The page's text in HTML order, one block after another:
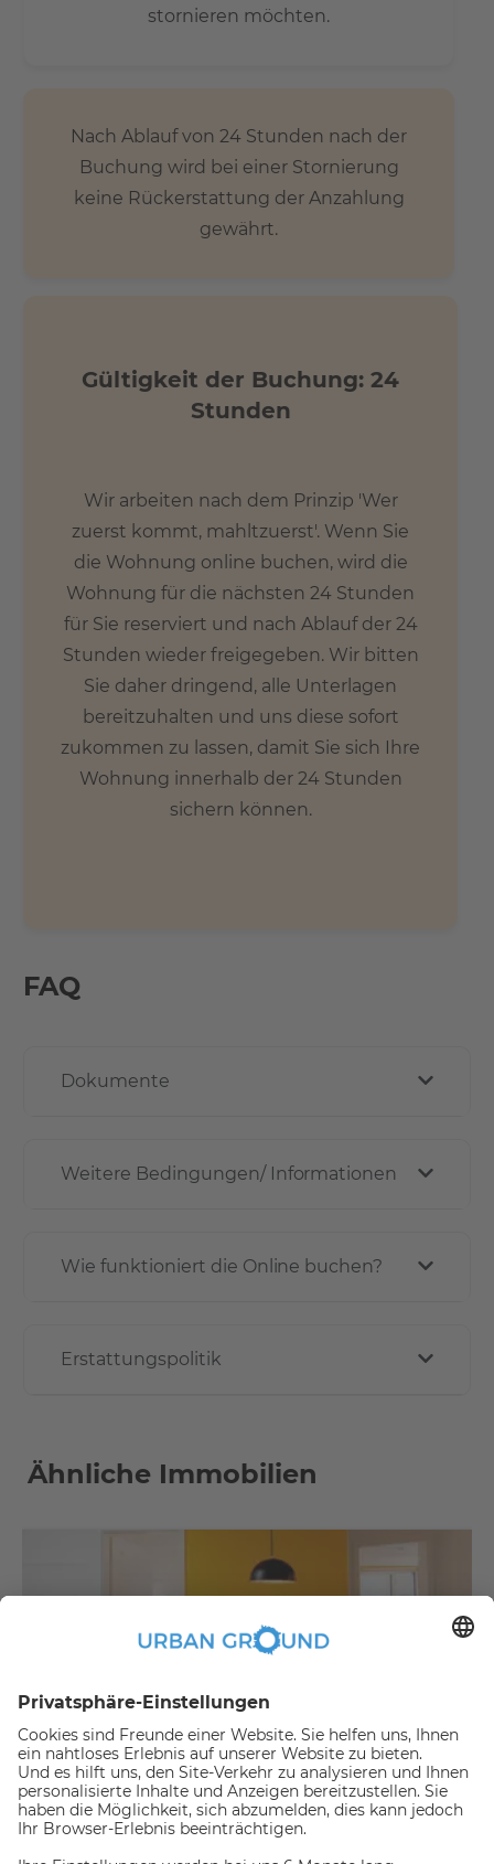
stornieren möchten.
Nach Ablauf von 24 Stunden nach der
Buchung wird bei einer Stornierung
keine Rückerstattung der Anzahlung
gewährt.
Gültigkeit der Buchung: 24
Stunden
Wir arbeiten nach dem Prinzip 'Wer
zuerst kommt, mahltzuerst'. Wenn Sie
die Wohnung online buchen, wird die
Wohnung für die nächsten 24 Stunden
für Sie reserviert und nach Ablauf der 24
Stunden wieder freigegeben. Wir bitten
Sie daher dringend, alle Unterlagen
bereitzuhalten und uns diese sofort
zukommen zu lassen, damit Sie sich Ihre
Wohnung innerhalb der 24 Stunden
sichern können.
FAQ
Dokumente
Weitere Bedingungen/ Informationen
Wie funktioniert die Online buchen?
Erstattungspolitik
Ähnliche Immobilien
€479,00 per month
Bezirk Treptow-Köpenick:Bezirk Treptow-Köpenick
10.2m 2 | WG zimmer | Voll möbliert